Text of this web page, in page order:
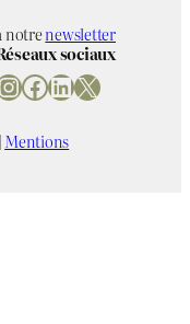
notrenewsletter
sociaux
Facebook LinkedIn X
Mentions